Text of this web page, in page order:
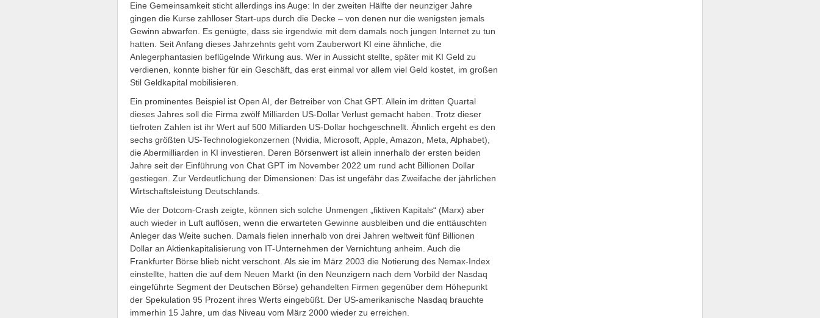
Eine Gemeinsamkeit sticht allerdings ins Auge: In der zweiten Hälfte der neunziger Jahre
gingen die Kurse zahlloser Start-ups durch die Decke – von denen nur die wenigsten jemals
Gewinn abwarfen. Es genügte, dass sie irgendwie mit dem damals noch jungen Internet zu tun
hatten. Seit Anfang dieses Jahrzehnts geht vom Zauberwort KI eine ähnliche, die
Anlegerphantasien beflügelnde Wirkung aus. Wer in Aussicht stellte, später mit KI Geld zu
verdienen, konnte bisher für ein Geschäft, das erst einmal vor allem viel Geld kostet, im großen
Stil Geldkapital mobilisieren.
Ein prominentes Beispiel ist Open AI, der Betreiber von Chat GPT. Allein im dritten Quartal
dieses Jahres soll die Firma zwölf Milliarden US-Dollar Verlust gemacht haben. Trotz dieser
tiefroten Zahlen ist ihr Wert auf 500 Milliarden US-Dollar hochgeschnellt. Ähnlich ergeht es den
sechs größten US-Technologiekonzernen (Nvidia, Microsoft, Apple, Amazon, Meta, Alphabet),
die Abermilliarden in KI investieren. Deren Börsenwert ist allein innerhalb der ersten beiden
Jahre seit der Einführung von Chat GPT im November 2022 um rund acht Billionen Dollar
gestiegen. Zur Verdeutlichung der Dimensionen: Das ist ungefähr das Zweifache der jährlichen
Wirtschaftsleistung Deutschlands.
Wie der Dotcom-Crash zeigte, können sich solche Unmengen „fiktiven Kapitals“ (Marx) aber
auch wieder in Luft auflösen, wenn die erwarteten Gewinne ausbleiben und die enttäuschten
Anleger das Weite suchen. Damals fielen innerhalb von drei Jahren weltweit fünf Billionen
Dollar an Aktienkapitalisierung von IT-Unternehmen der Vernichtung anheim. Auch die
Frankfurter Börse blieb nicht verschont. Als sie im März 2003 die Notierung des Nemax-Index
einstellte, hatten die auf dem Neuen Markt (in den Neunzigern nach dem Vorbild der Nasdaq
eingeführte Segment der Deutschen Börse) gehandelten Firmen gegenüber dem Höhepunkt
der Spekulation 95 Prozent ihres Werts eingebüßt. Der US-amerikanische Nasdaq brauchte
immerhin 15 Jahre, um das Niveau vom März 2000 wieder zu erreichen.